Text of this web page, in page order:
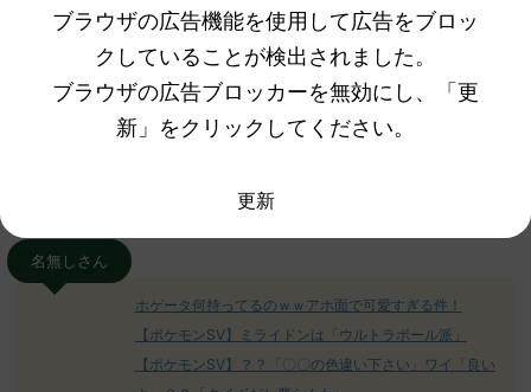
どう思っ
ついてどう
リージョ
ただダグト
れたウミト
いてみんなどう思う？みんなのコ
メントを公開！！！ エクスレッグ
なんか即死だろ本気で言ってるん
か
みんなは「エクスレッグ」についてど
う思ってる？ 初めの記事 元のス
ad.cgi/poke/1687575951/" 名無しさ
ん0890 0890 名無しさん、君に決め
ッグヘルムかっこいいから助かる 名
決めた！ (ﾜｯﾁｮｲW b524-NwUu)
2023/06/28(水 ...
ReadMore
みんなど
るよりビ
る人さん
たラウドボ
しさん0624
名無しさん
ホゲータ何持ってるのｗｗアホ面で可愛すぎる件！
【ポケモンSV】ミライドンは「ウルトラボール派」
【ポケモンSV】？？「〇〇の色違い下さい」ワイ「良い
ブラウザの広告機能を使用して広告をブロッ
クしていることが検出されました。
ブラウザの広告ブロッカーを無効にし、「更
新」をクリックしてください。
更新